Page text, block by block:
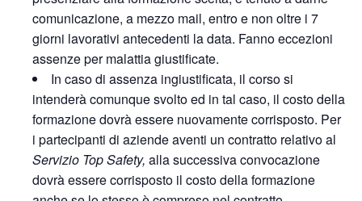
comunicazione, a mezzo mail, entro e non oltre i 7
giorni lavorativi antecedenti la data. Fanno eccezioni
assenze per malattia giustificate.
In caso di assenza ingiustificata, il corso si
intenderà comunque svolto ed in tal caso, il costo della
formazione dovrà essere nuovamente corrisposto. Per
i partecipanti di aziende aventi un contratto relativo al
Servizio Top Safety, alla successiva convocazione
dovrà essere corrisposto il costo della formazione